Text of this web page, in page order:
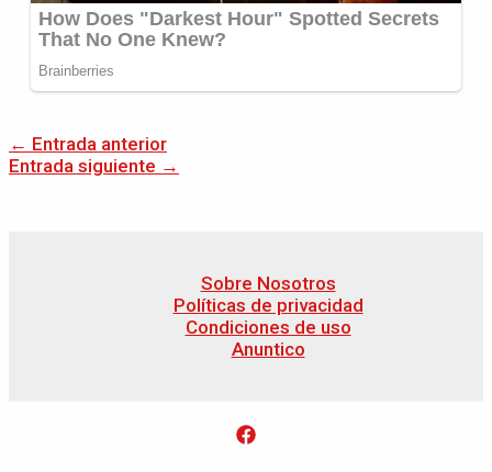
← Entrada anterior
Entrada siguiente →
Sobre Nosotros
Políticas de privacidad
Condiciones de uso
Anuntico